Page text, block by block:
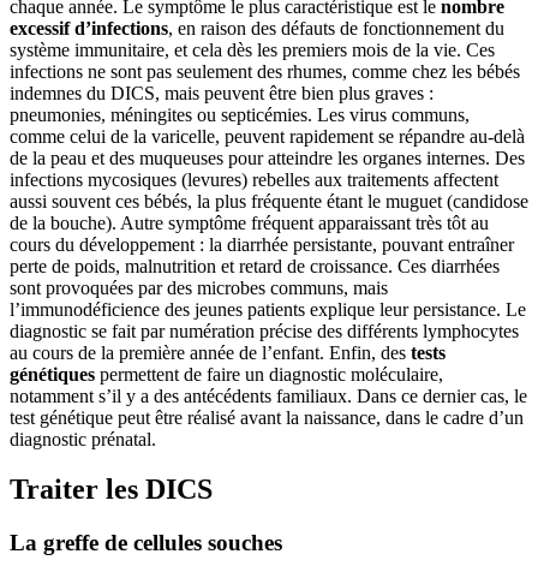
chaque année. Le symptôme le plus caractéristique est le nombre
excessif d’infections, en raison des défauts de fonctionnement du
système immunitaire, et cela dès les premiers mois de la vie. Ces
infections ne sont pas seulement des rhumes, comme chez les bébés
indemnes du DICS, mais peuvent être bien plus graves :
pneumonies, méningites ou septicémies. Les virus communs,
comme celui de la varicelle, peuvent rapidement se répandre au-delà
de la peau et des muqueuses pour atteindre les organes internes. Des
infections mycosiques (levures) rebelles aux traitements affectent
aussi souvent ces bébés, la plus fréquente étant le muguet (candidose
de la bouche). Autre symptôme fréquent apparaissant très tôt au
cours du développement : la diarrhée persistante, pouvant entraîner
perte de poids, malnutrition et retard de croissance. Ces diarrhées
sont provoquées par des microbes communs, mais
l’immunodéficience des jeunes patients explique leur persistance. Le
diagnostic se fait par numération précise des différents lymphocytes
au cours de la première année de l’enfant. Enfin, des tests
génétiques permettent de faire un diagnostic moléculaire,
notamment s’il y a des antécédents familiaux. Dans ce dernier cas, le
test génétique peut être réalisé avant la naissance, dans le cadre d’un
diagnostic prénatal.
Traiter les DICS
La greffe de cellules souches